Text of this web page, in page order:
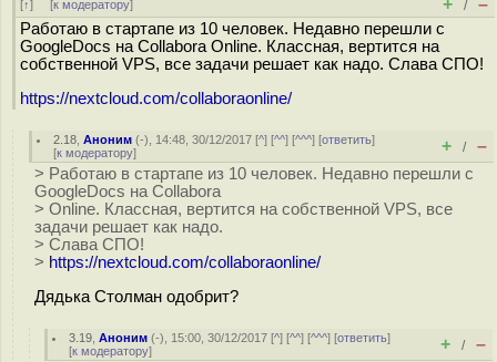
[↑] [к модератору] + / –
Работаю в стартапе из 10 человек. Недавно перешли с
GoogleDocs на Collabora Online. Классная, вертится на
собственной VPS, все задачи решает как надо. Слава СПО!
https://nextcloud.com/collaboraonline/
2.18 ,Аноним (-), 14:48, 30/12/2017 [^] [^^] [^^^] [ответить]
[к модератору] + / –
> Работаю в стартапе из 10 человек. Недавно перешли с
GoogleDocs на Collabora
> Online. Классная, вертится на собственной VPS, все
задачи решает как надо.
> Слава СПО!
> https://nextcloud.com/collaboraonline/
Дядька Столман одобрит?
3.19 ,Аноним (-), 15:00, 30/12/2017 [^] [^^] [^^^] [ответить]
[к модератору] + / –